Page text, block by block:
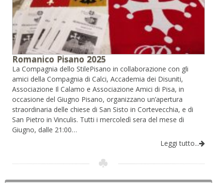
Romanico Pisano 2025
La Compagnia dello StilePisano in collaborazione con gli
amici della Compagnia di Calci, Accademia dei Disuniti,
Associazione Il Calamo e Associazione Amici di Pisa, in
occasione del Giugno Pisano, organizzano un’apertura
straordinaria delle chiese di San Sisto in Cortevecchia, e di
San Pietro in Vinculis. Tutti i mercoledì sera del mese di
Giugno, dalle 21:00…
Leggi tutto...